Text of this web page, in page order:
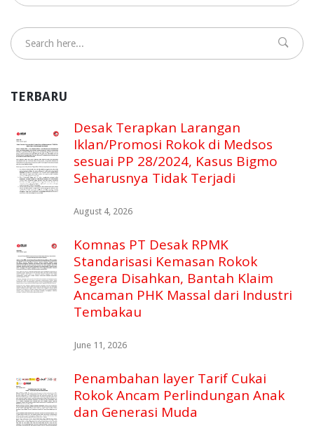
TERBARU
Desak Terapkan Larangan
Iklan/Promosi Rokok di Medsos
sesuai PP 28/2024, Kasus Bigmo
Seharusnya Tidak Terjadi
August 4, 2026
Komnas PT Desak RPMK
Standarisasi Kemasan Rokok
Segera Disahkan, Bantah Klaim
Ancaman PHK Massal dari Industri
Tembakau
June 11, 2026
Penambahan layer Tarif Cukai
Rokok Ancam Perlindungan Anak
dan Generasi Muda